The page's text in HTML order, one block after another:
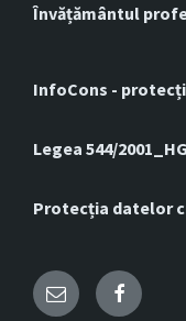
Învățământul
InfoCons -
Legea 544/
Protecția datelor
Email